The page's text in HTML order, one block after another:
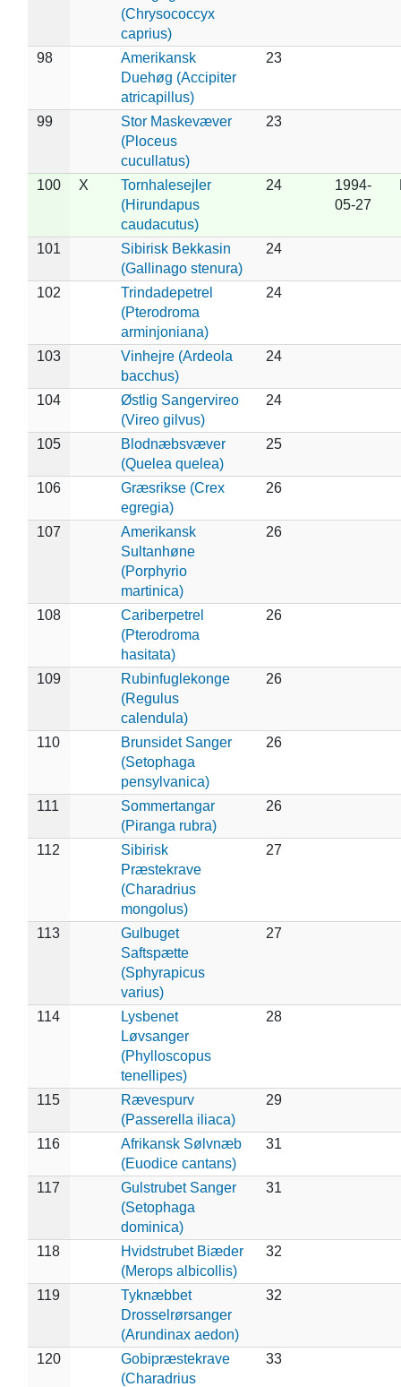
(Chrysococcyx
caprius)
98
Amerikansk
Duehøg (Accipiter
atricapillus)
23
99
Stor Maskevæver
(Ploceus
cucullatus)
23
100 X
Tornhalesejler
(Hirundapus
caudacutus)
24
1994-
05-27
101
Sibirisk Bekkasin
(Gallinago stenura)
24
102
Trindadepetrel
(Pterodroma
arminjoniana)
24
103
Vinhejre (Ardeola
bacchus)
24
104
Østlig Sangervireo
(Vireo gilvus)
24
105
Blodnæbsvæver
(Quelea quelea)
25
106
Græsrikse (Crex
egregia)
26
107
Amerikansk
Sultanhøne
(Porphyrio
martinica)
26
108
Cariberpetrel
(Pterodroma
hasitata)
26
109
Rubinfuglekonge
(Regulus
calendula)
26
110
Brunsidet Sanger
(Setophaga
pensylvanica)
26
111
Sommertangar
(Piranga rubra)
26
112
Sibirisk
Præstekrave
(Charadrius
mongolus)
27
113
Gulbuget
Saftspætte
(Sphyrapicus
varius)
27
114
Lysbenet
Løvsanger
(Phylloscopus
tenellipes)
28
115
Rævespurv
(Passerella iliaca)
29
116
Afrikansk Sølvnæb
(Euodice cantans)
31
117
Gulstrubet Sanger
(Setophaga
dominica)
31
118
Hvidstrubet Biæder
(Merops albicollis)
32
119
Tyknæbbet
Drosselrørsanger
(Arundinax aedon)
32
120
Gobipræstekrave
(Charadrius
33